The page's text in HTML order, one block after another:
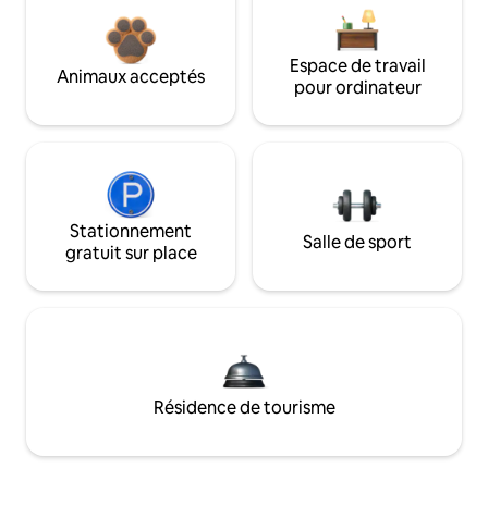
Animaux acceptés
Espace de travail
pour ordinateur
Stationnement
gratuit sur place
Salle de sport
Résidence de tourisme